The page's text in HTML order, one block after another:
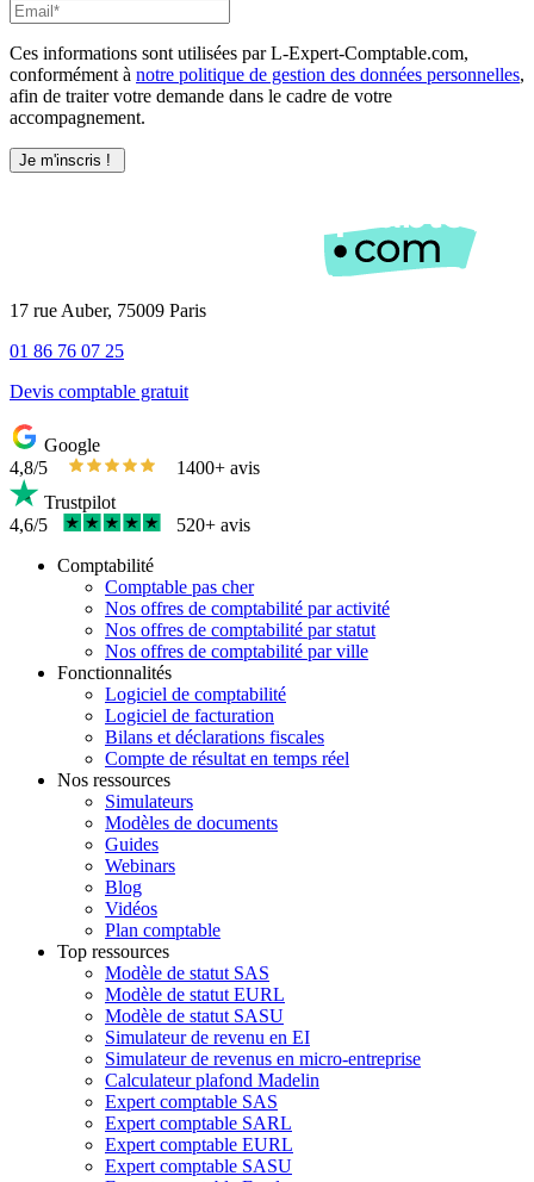
Ces informations sont utilisées par L-Expert-Comptable.com,
conformément à notre politique de gestion des données personnelles,
afin de traiter votre demande dans le cadre de votre
accompagnement.
17 rue Auber, 75009 Paris
01 86 76 07 25
Devis comptable gratuit
Google
4,8/5
1400+ avis
Trustpilot
4,6/5
520+ avis
Comptabilité
Comptable pas cher
Nos offres de comptabilité par activité
Nos offres de comptabilité par statut
Nos offres de comptabilité par ville
Fonctionnalités
Logiciel de comptabilité
Logiciel de facturation
Bilans et déclarations fiscales
Compte de résultat en temps réel
Nos ressources
Simulateurs
Modèles de documents
Guides
Webinars
Blog
Vidéos
Plan comptable
Top ressources
Modèle de statut SAS
Modèle de statut EURL
Modèle de statut SASU
Simulateur de revenu en EI
Simulateur de revenus en micro-entreprise
Calculateur plafond Madelin
Expert comptable SAS
Expert comptable SARL
Expert comptable EURL
Expert comptable SASU